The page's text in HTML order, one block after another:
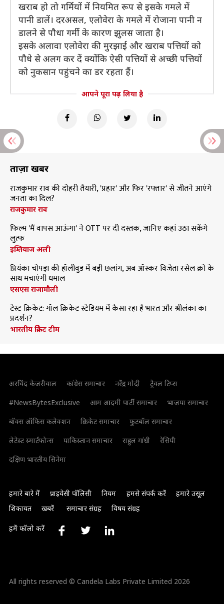
खराब हो तो गर्मियों में नियमित रूप से इसके गमले में
पानी डालें। दरअसल, एलोवेरा के गमले में रोजाना पानी न
डालने से पौधा गर्मी के कारण झुलस जाता है।
इसके अलावा एलोवेरा की मुरझाई और खराब पत्तियों को
पौधे से अलग कर दें क्योंकि ऐसी पत्तियों से अच्छी पत्तियों
को नुकसान पहुंचने का डर रहता हैं।
आपने पूरा पढ़ लिया है
ताज़ा खबरें
राजकुमार राव की दोहरी तैयारी, 'प्रहार' और फिर 'रफ्तार' से जीतने आएंगे
जनता का दिल?
राजकुमार राव
फिल्म 'मैं वापस आऊंगा' ने OTT पर दी दस्तक, जानिए कहां उठा सकेंगे
लुत्फ
इम्तियाज अली
प्रियंका चोपड़ा की हॉलीवुड में बड़ी छलांग, अब ऑस्कर विजेता रसेल क्रो के
साथ मचाएंगी धमाल
एसएस राजामौली
टेस्ट क्रिकेट: गॉल क्रिकेट स्टेडियम में कैसा रहा है भारत और श्रीलंका का
प्रदर्शन?
भारतीय क्रिकेट टीम
अरविंद केजरीवाल कांग्रेस समाचार नरेंद्र मोदी
ट्रैवल टिप्स
#NewsBytesExclusive
आम आदमी पार्टी समाचार
भाजपा समाचार
बॉक्स ऑफिस कलेक्शन
क्रिकेट समाचार
फुटबॉल समाचार
लेटेस्ट स्मार्टफोन्स
पाकिस्तान समाचार राहुल गांधी
रेसिपी
दक्षिण भारतीय सिनेमा
हमारे बारे में प्राइवेसी पॉलिसी नियम हमसे संपर्क करें
हमारे उसूल
शिकायत
खबरें समाचार संग्रह विषय संग्रह
हमें फॉलो करें
All rights reserved © Candela Labs Private Limited 2026